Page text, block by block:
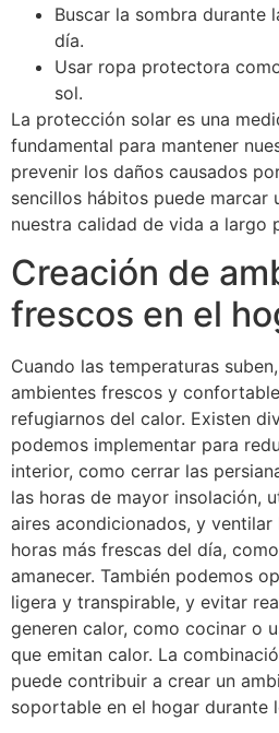
Buscar la sombra durante
día.
Usar ropa protectora
sol.
La protección solar es una
fundamental para mantener
prevenir los daños causados
sencillos hábitos puede marcar
nuestra calidad de vida a largo
Creación de
frescos en el
Cuando las temperaturas
ambientes frescos y
refugiarnos del calor. Existen
podemos implementar para
interior, como cerrar las
las horas de mayor insolación,
aires acondicionados, y ventilar
horas más frescas del día,
amanecer. También podemos
ligera y transpirable, y evitar
generen calor, como cocinar o
que emitan calor. La
puede contribuir a crear un
soportable en el hogar durante